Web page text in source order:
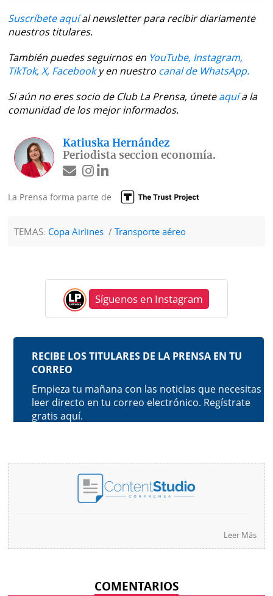
Suscríbete aquíal newsletter para recibir diariamente
nuestros titulares.
También puedes seguirnos en YouTube, Instagram,
TikTok, X, Facebooky en nuestro canal de WhatsApp.
Si aún no eres socio de Club La Prensa, úneteaquía la
comunidad de los mejor informados.
Katiuska Hernández
Periodista seccion economía.
La Prensa forma parte de
TEMAS: Copa Airlines Transporte aéreo
Síguenos en Instagram
Leer Más
COMENTARIOS